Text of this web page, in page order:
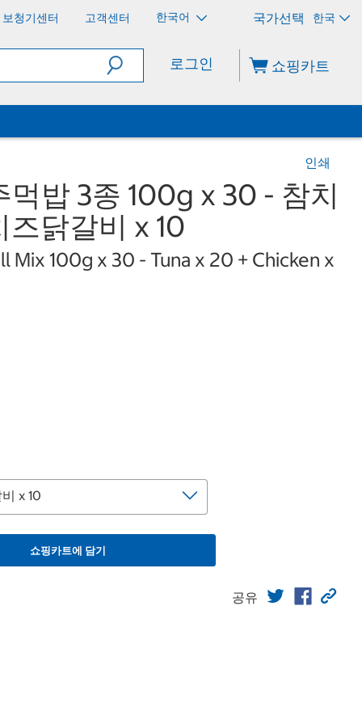
보청기센터 고객센터 한국어 한국
로그인 쇼핑카트
인쇄
밥 3종 100g x 30 - 참치
닭갈비 x 10
Mix 100g x 30 - Tuna x 20 + Chicken x
쇼핑카트에 담기
공유